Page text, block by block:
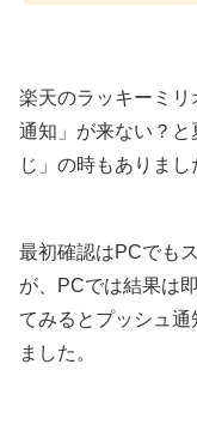
楽天のラッキーミリ
通知」が来ない？と
じ」の時もありまし
最初確認はPCでも
が、PCでは結果は
てみるとプッシュ
ました。